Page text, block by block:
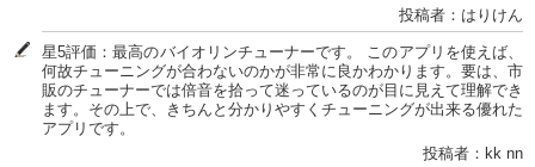
投稿者：はりけん
星5評価：最高のバイオリンチューナーです。 このアプリを使えば、
何故チューニングが合わないのかが非常に良かわかります。要は、市
販のチューナーでは倍音を拾って迷っているのが目に見えて理解でき
ます。その上で、きちんと分かりやすくチューニングが出来る優れた
アプリです。
投稿者：kk nn